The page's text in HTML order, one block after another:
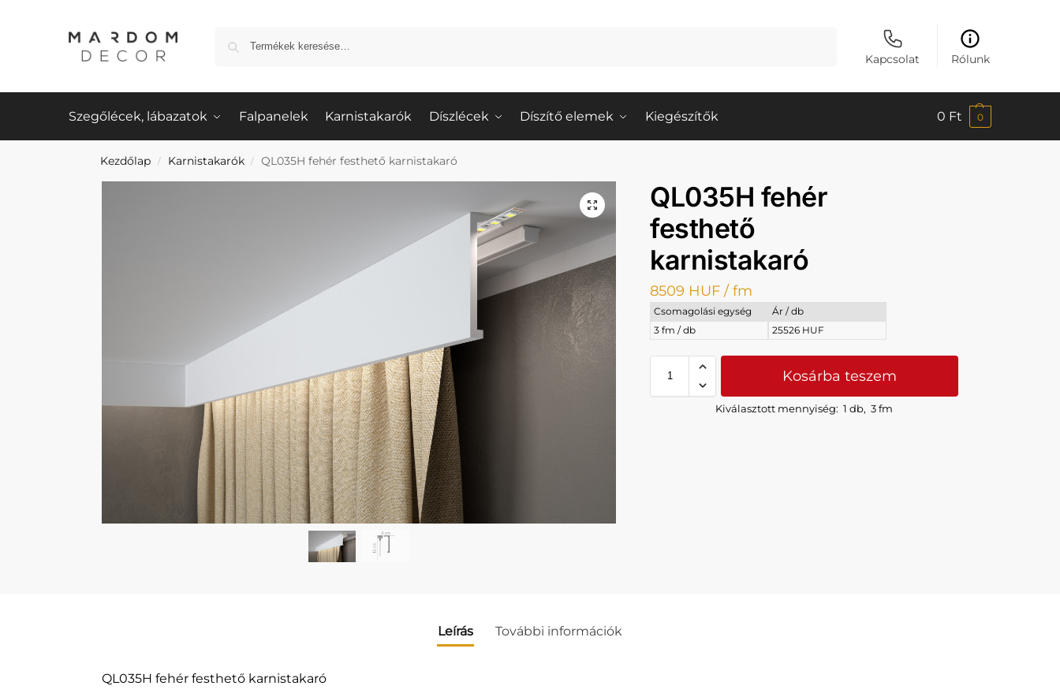
Kapcsolat Rólunk
Szegőlécek, lábazatok Falpanelek Karnistakarók Díszlécek Díszítő elemek Kiegészítők 0 Ft 0
Kezdőlap / Karnistakarók / QL035H fehér festhető karnistakaró
QL035H fehér
festhető
karnistakaró
8509 HUF / fm
Csomagolási egység
Ár / db
3 fm / db
25526 HUF
Kosárba teszem
Kiválasztott mennyiség: 1 db,3 fm
Leírás További információk
QL035H fehér festhető karnistakaró